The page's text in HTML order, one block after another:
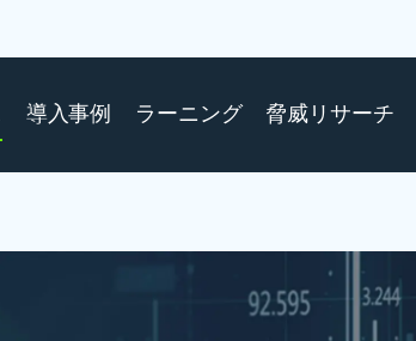
導入事例 ラーニング 脅威リサーチ